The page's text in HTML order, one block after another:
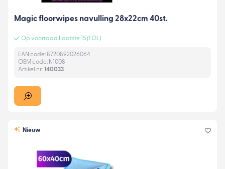
Magic floorwipes navulling 28x22cm 40st.
Op voorraad Laatste 15(EOL)
EAN code: 8720892026064
OEM code: N1008
Artikel nr.:140033
Nieuw